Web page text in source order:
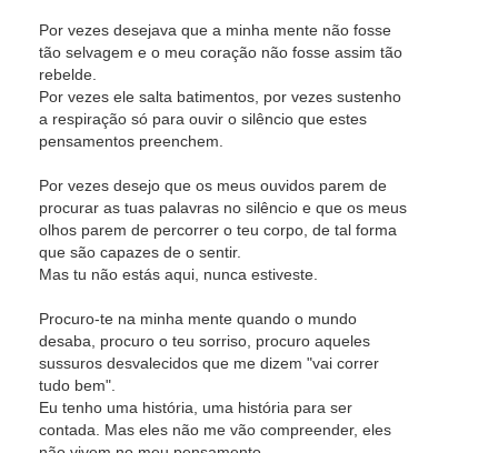
Por vezes desejava que a minha mente não fosse
tão selvagem e o meu coração não fosse assim tão
rebelde.
Por vezes ele salta batimentos, por vezes sustenho
a respiração só para ouvir o silêncio que estes
pensamentos preenchem.
Por vezes desejo que os meus ouvidos parem de
procurar as tuas palavras no silêncio e que os meus
olhos parem de percorrer o teu corpo, de tal forma
que são capazes de o sentir.
Mas tu não estás aqui, nunca estiveste.
Procuro-te na minha mente quando o mundo
desaba, procuro o teu sorriso, procuro aqueles
sussuros desvalecidos que me dizem "vai correr
tudo bem".
Eu tenho uma história, uma história para ser
contada. Mas eles não me vão compreender, eles